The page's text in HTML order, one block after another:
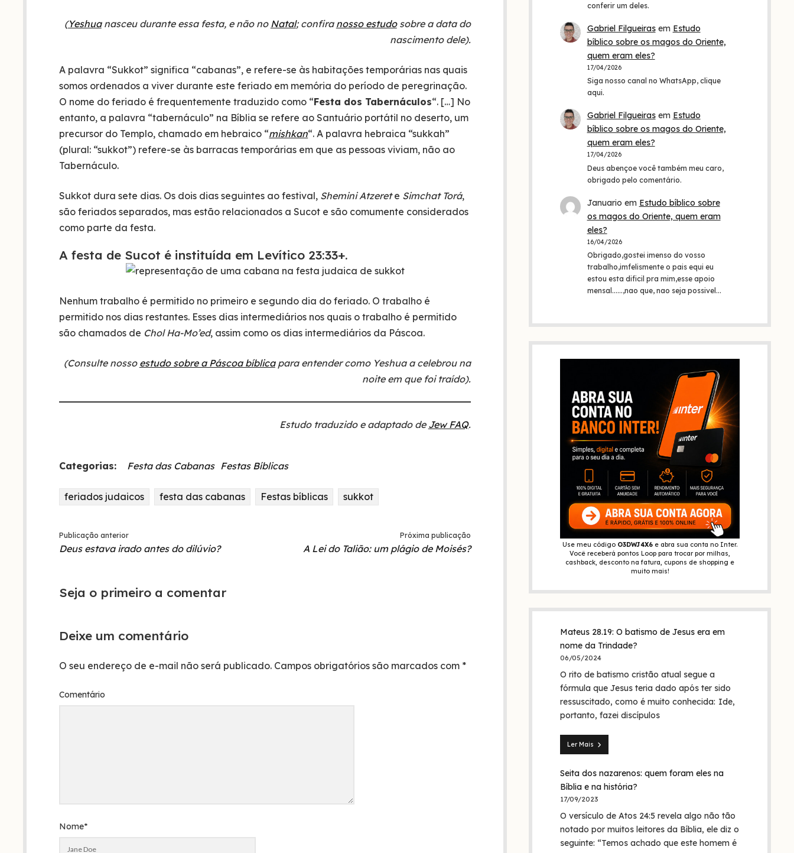
(Yeshuanasceu durante essa festa, e não no Natal; confira nosso estudosobre a data do
nascimento dele).
A palavra “Sukkot” significa “cabanas”, e refere-se às habitações temporárias nas quais
somos ordenados a viver durante este feriado em memória do período de peregrinação.
O nome do feriado é frequentemente traduzido como “Festa dos Tabernáculos“. […] No
entanto, a palavra “tabernáculo” na Bíblia se refere ao Santuário portátil no deserto, um
precursor do Templo, chamado em hebraico “mishkan“. A palavra hebraica “sukkah”
(plural: “sukkot”) refere-se às barracas temporárias em que as pessoas viviam, não ao
Tabernáculo.
Sukkot dura sete dias. Os dois dias seguintes ao festival, Shemini Atzerete Simchat Torá,
são feriados separados, mas estão relacionados a Sucot e são comumente considerados
como parte da festa.
A festa de Sucot é instituída em Levítico 23:33+.
Nenhum trabalho é permitido no primeiro e segundo dia do feriado. O trabalho é
permitido nos dias restantes. Esses dias intermediários nos quais o trabalho é permitido
são chamados de Chol Ha-Mo’ed, assim como os dias intermediários da Páscoa.
(Consulte nosso estudo sobre a Páscoa bíblicapara entender como Yeshua a celebrou na
noite em que foi traído).
Estudo traduzido e adaptado de Jew FAQ.
Categorias: Festa das Cabanas Festas Bíblicas
feriados judaicos festa das cabanas Festas bíblicas sukkot
Publicação anterior
Deus estava irado antes do dilúvio?
Próxima publicação
A Lei do Talião: um plágio de Moisés?
Seja o primeiro a comentar
Deixe um comentário
O seu endereço de e-mail não será publicado. Campos obrigatórios são marcados com *
Comentário
Nome*
conferir um deles.
Gabriel Filgueirasem Estudo
bíblico sobre os magos do Oriente,
quem eram eles?
17/04/2026
Siga nosso canal no WhatsApp, clique
aqui.
Gabriel Filgueirasem Estudo
bíblico sobre os magos do Oriente,
quem eram eles?
17/04/2026
Deus abençoe você também meu caro,
obrigado pelo comentário.
Januario em Estudo bíblico sobre
os magos do Oriente, quem eram
eles?
16/04/2026
Obrigado,gostei imenso do vosso
trabalho,imfelismente o pais equi eu
estou esta dificil pra mim,esse apoio
mensal......,nao que, nao seja possivel…
Use meu código O3DWJ4X6 e abra sua conta no Inter.
Você receberá pontos Loop para trocar por milhas,
cashback, desconto na fatura, cupons de shopping e
muito mais!
Mateus 28.19: O batismo de Jesus era em
nome da Trindade?
06/05/2024
O rito de batismo cristão atual segue a
fórmula que Jesus teria dado após ter sido
ressuscitado, como é muito conhecida: Ide,
portanto, fazei discípulos
Ler Mais
Mateus
O
batismo
de
era
em
nome
da
Seita dos nazarenos: quem foram eles na
Bíblia e na história?
17/09/2023
O versículo de Atos 24:5 revela algo não tão
notado por muitos leitores da Bíblia, ele diz o
seguinte: “Temos achado que este homem é